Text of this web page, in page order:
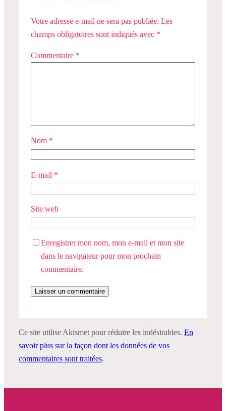
Votre adresse e-mail ne sera pas publiée. Les
champs obligatoires sont indiqués avec *
Commentaire *
Nom *
E-mail *
Site web
Enregistrer mon nom, mon e-mail et mon site
dans le navigateur pour mon prochain
commentaire.
Ce site utilise Akismet pour réduire les indésirables. En
savoir plus sur la façon dont les données de vos
commentaires sont traitées.